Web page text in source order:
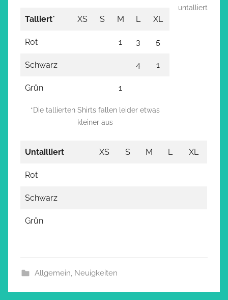
untalliert
Talliert* XS S M L XL
Rot 1 3 5
Schwarz 4 1
Grün 1
*Die tallierten Shirts fallen leider etwas
kleiner aus
Untailliert XS S M L XL
Rot
Schwarz
Grün
Allgemein Neuigkeiten